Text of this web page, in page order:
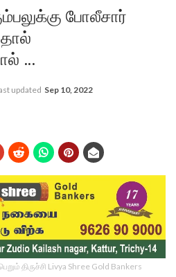
போலீசார்
…
updated Sep 10, 2022
திருச்சி Livya Shree Gold Bankers